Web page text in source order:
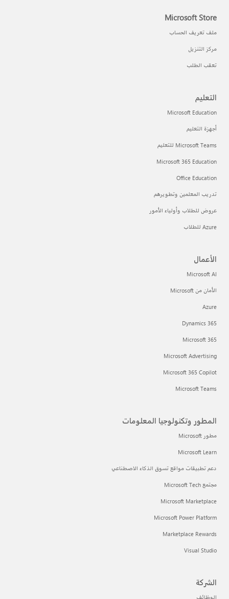
Microsoft Store
ملف تعريف الحساب
مركز التنزيل
تعقب الطلب
التعليم
Microsoft Education
أجهزة التعليم
Microsoft Teams للتعليم
Microsoft 365 Education
Office Education
تدريب المعلمين وتطويرهم
عروض للطلاب وأولياء الأمور
Azure للطلاب
الأعمال
Microsoft AI
الأمان من Microsoft
Azure
Dynamics 365
Microsoft 365
Microsoft Advertising
Microsoft 365 Copilot
Microsoft Teams
المطور وتكنولوجيا المعلومات
مطور Microsoft
Microsoft Learn
دعم تطبيقات مواقع تسوق الذكاء الاصطناعي
مجتمع Microsoft Tech
Microsoft Marketplace
Microsoft Power Platform
Marketplace Rewards
Visual Studio
الشركة
الوظائف